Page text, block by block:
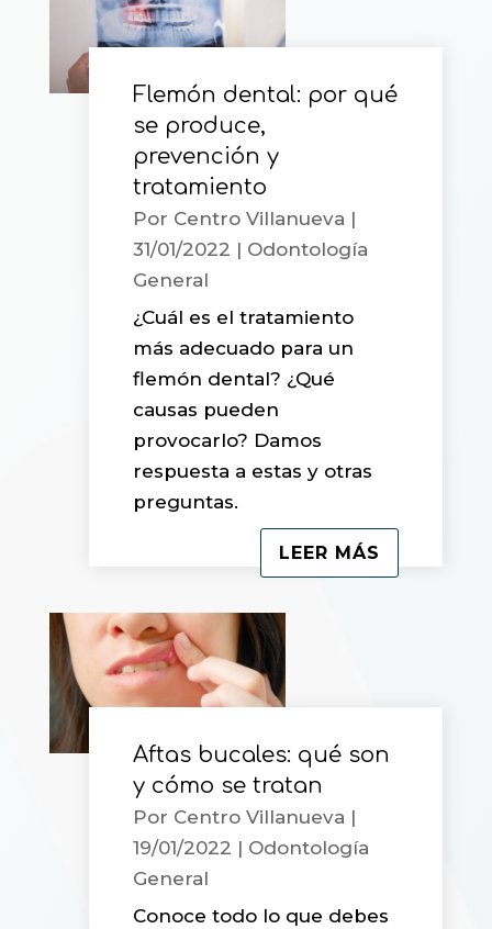
Flemón dental: por qué
se produce,
prevención y
tratamiento
Por Centro Villanueva |
31/01/2022 | Odontología
General
¿Cuál es el tratamiento
más adecuado para un
flemón dental? ¿Qué
causas pueden
provocarlo? Damos
respuesta a estas y otras
preguntas.
LEER MÁS
Aftas bucales: qué son
y cómo se tratan
Por Centro Villanueva |
19/01/2022 | Odontología
General
Conoce todo lo que debes